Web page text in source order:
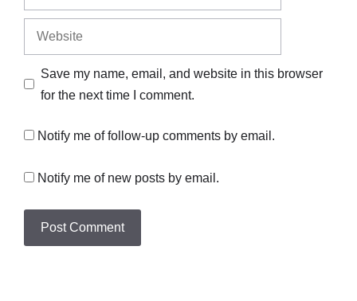
Website
Save my name, email, and website in this browser
for the next time I comment.
Notify me of follow-up comments by email.
Notify me of new posts by email.